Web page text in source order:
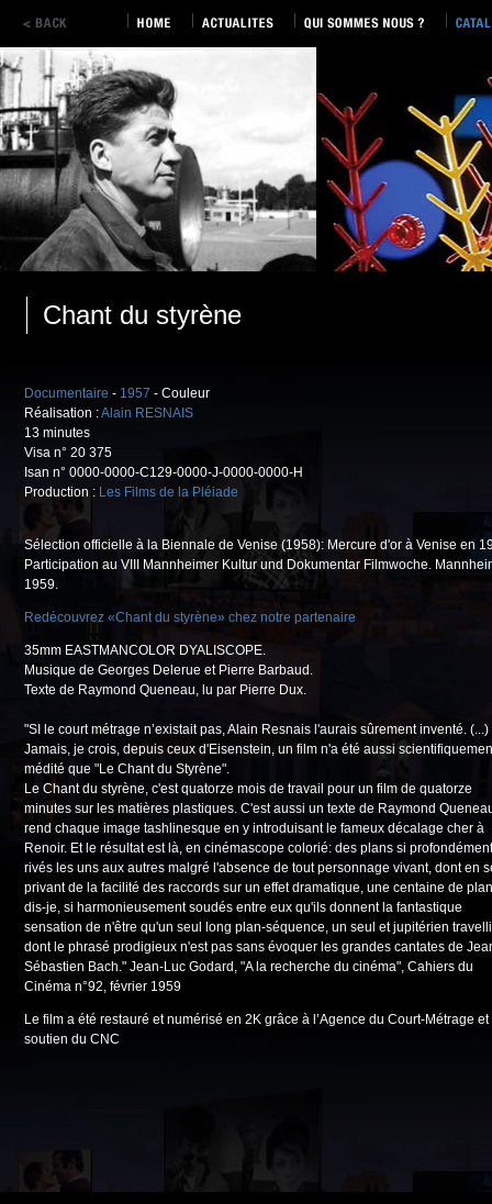
Chant du styrène
Documentaire - 1957 - Couleur
Réalisation :Alain RESNAIS
13 minutes
Visa n° 20 375
Isan n° 0000-0000-C129-0000-J-0000-0000-H
Production : Les Films de la Pléiade
Sélection officielle à la Biennale de Venise (1958): Mercure d'or à Venise en
Participation au VIII Mannheimer Kultur und Dokumentar Filmwoche.
1959.
Redécouvrez «Chant du styrène» chez notre partenaire
35mm EASTMANCOLOR DYALISCOPE.
Musique de Georges Delerue et Pierre Barbaud.
Texte de Raymond Queneau, lu par Pierre Dux.
"SI le court métrage n’existait pas, Alain Resnais l'aurais sûrement inventé. (...)
Jamais, je crois, depuis ceux d'Eisenstein, un film n'a été aussi
médité que "Le Chant du Styrène".
Le Chant du styrène, c'est quatorze mois de travail pour un film de quatorze
minutes sur les matières plastiques. C'est aussi un texte de Raymond
rend chaque image tashlinesque en y introduisant le fameux décalage cher à
Renoir. Et le résultat est là, en cinémascope colorié: des plans si profondément
rivés les uns aux autres malgré l'absence de tout personnage vivant, dont en
privant de la facilité des raccords sur un effet dramatique, une centaine de
dis-je, si harmonieusement soudés entre eux qu'ils donnent la fantastique
sensation de n'être qu'un seul long plan-séquence, un seul et jupitérien
dont le phrasé prodigieux n'est pas sans évoquer les grandes cantates de
Sébastien Bach." Jean-Luc Godard, "A la recherche du cinéma", Cahiers du
Cinéma n°92, février 1959
Le film a été restauré et numérisé en 2K grâce à l’Agence du Court-Métrage et
soutien du CNC